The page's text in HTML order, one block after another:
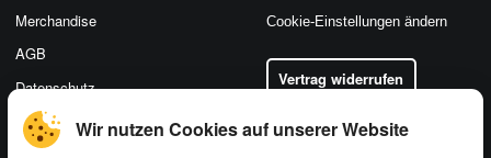
Wir nutzen Cookies auf unserer Website
Merchandise
AGB
Datenschutz
Cookie-Einstellungen ändern
Vertrag widerrufen